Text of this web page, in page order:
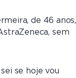
de 46 anos,
sem
se hoje vou